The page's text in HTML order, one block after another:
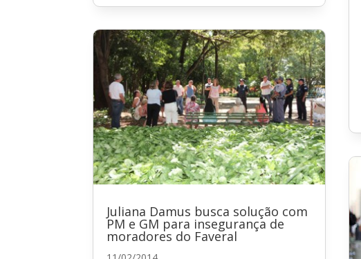
Juliana Damus busca solução com
PM e GM para insegurança de
moradores do Faveral